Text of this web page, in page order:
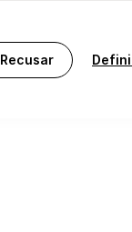
Recusar
Iniciar sessão